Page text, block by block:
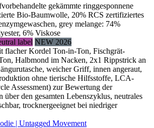
gekämmte ringgesponnene
Bio-Baumwolle, 20% RCS zertifiziertes
grey melange: 74%
6% Viskose
label NEW 2026
flacher Kordel Ton-in-Ton, Fischgrät-
Halbmond im Nacken, 2x1 Rippstrick an
weicher Griff, innen angeraut,
ohne tierische Hilfsstoffe, LCA-
Assessment) zur Bewertung der
den gesamten Lebenszyklus, neutrales
trocknergeeignet bei niedriger
| Untagged Movement